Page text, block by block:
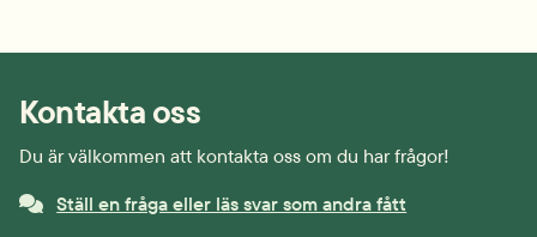
Kontakta oss
Du är välkommen att kontakta oss om du har frågor!
Ställ en fråga eller läs svar som andra fått